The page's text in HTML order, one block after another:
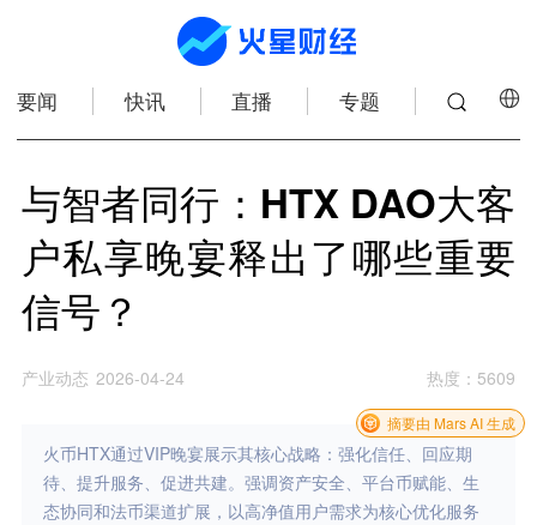
要闻 快讯 直播 专题
与智者同行：HTX DAO大客
户私享晚宴释出了哪些重要
信号？
产业动态 2026-04-24 热度 ： 5609
火币HTX通过VIP晚宴展示其核心战略：强化信任、回应期
待、提升服务、促进共建。强调资产安全、平台币赋能、生
态协同和法币渠道扩展，以高净值用户需求为核心优化服务
摘要由 Mars AI 生成